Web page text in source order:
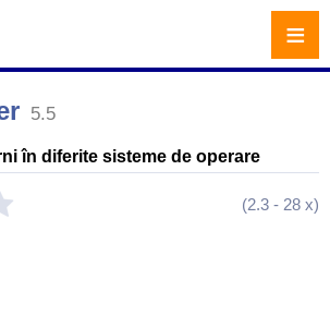
5.5
în diferite sisteme de operare
(2.3 - 28 x)
≡